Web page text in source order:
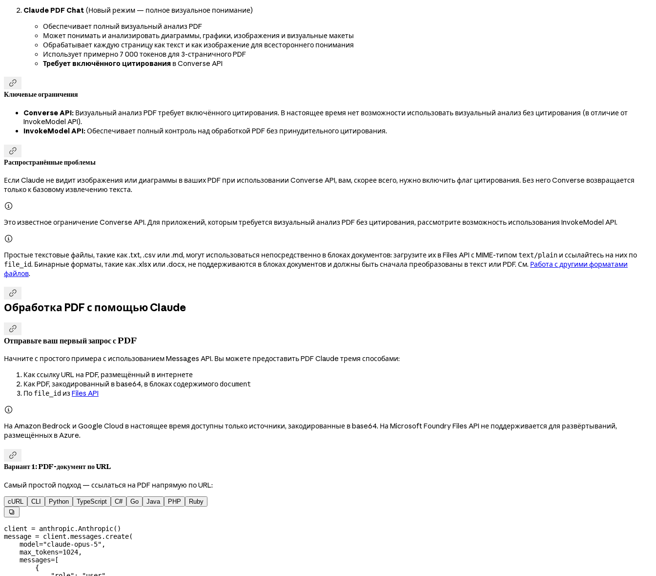
Claude PDF Chat (Новый режим — полное визуальное понимание)
Обеспечивает полный визуальный анализ PDF
Может понимать и анализировать диаграммы, графики, изображения и визуальные макеты
Обрабатывает каждую страницу как текст и как изображение для всестороннего понимания
Использует примерно 7 000 токенов для 3-страничного PDF
Требует включённого цитирования в Converse API

Ключевые ограничения
Converse API: Визуальный анализ PDF требует включённого цитирования. В настоящее время нет возможности использовать визуальный анализ без цитирования (в отличие от
InvokeModel API).
InvokeModel API:Обеспечивает полный контроль над обработкой PDF без принудительного цитирования.

Распространённые проблемы
Если Claude не видит изображения или диаграммы в ваших PDF при использовании Converse API, вам, скорее всего, нужно включить флаг цитирования. Без него Converse возвращается
только к базовому извлечению текста.

Это известное ограничение Converse API. Для приложений, которым требуется визуальный анализ PDF без цитирования, рассмотрите возможность использования InvokeModel API.

Простые текстовые файлы, такие как .txt, .csv или .md, могут использоваться непосредственно в блоках документов: загрузите их в Files API с MIME-типомtext/plain и ссылайтесь на них по
file_id. Бинарные форматы, такие как .xlsx или .docx, не поддерживаются в блоках документов и должны быть сначала преобразованы в текст или PDF. См. Работа с другими форматами
файлов.

Обработка PDF с помощью Claude

Отправьте ваш первый запрос с PDF
Начните с простого примера с использованием Messages API. Вы можете предоставить PDF Claude тремя способами:
Как ссылку URL на PDF, размещённый в интернете
Как PDF, закодированный в base64, в блоках содержимогоdocument
По file_id изFiles API

На Amazon Bedrock и Google Cloud в настоящее время доступны только источники, закодированные в base64. На Microsoft Foundry Files API не поддерживается для развёртываний,
размещённых в Azure.

Вариант 1: PDF-документ по URL
Самый простой подход — ссылаться на PDF напрямую по URL:
cURL CLI Python TypeScript C# Go Java PHP Ruby

client = anthropic.Anthropic()
message = client.messages.create(
    model
="claude-opus-5" ,
    max_tokens
=1024,
    messages
= [
        {